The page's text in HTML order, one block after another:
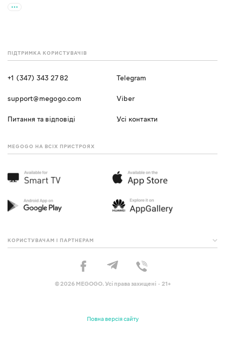
ПІДТРИМКА КОРИСТУВАЧІВ
+1 (347) 343 27 82
support@megogo.com
Питання та відповіді
Telegram
Viber
Усі контакти
MEGOGO НА ВСІХ ПРИСТРОЯХ
КОРИСТУВАЧАМ І ПАРТНЕРАМ
© 2026 MEGOGO. Усі права захищені · 21+
Повна версія сайту